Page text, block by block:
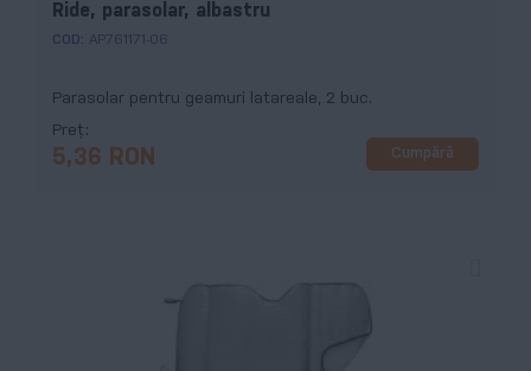
Ride, parasolar, albastru
COD: AP761171-06
Parasolar pentru geamuri latareale, 2 buc.
Preț
5,36 RON Cumpără